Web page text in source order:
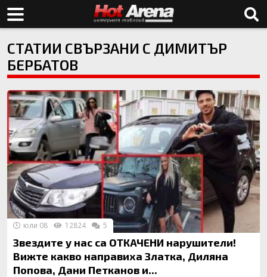
СТАТИИ СВЪРЗАНИ С ДИМИТЪР
БЕРБАТОВ
Звездите у нас са ОТКАЧЕНИ нарушители!
Вижте какво направиха Златка, Диляна
Попова, Дани Петканов и...
юли 08 12824 5